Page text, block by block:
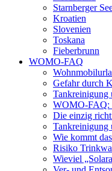
Starnberger
Kroatien
Slovenien
Toskana
Fieberbrunn
WOMO-FAQ
Gefahr durch
Tankreinigung
WOMO-FAQ:
Die einzig
Tankreinigung
Wie kommt
Risiko
Wieviel